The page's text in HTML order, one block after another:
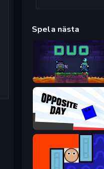
Spela nästa
Duo
Opposite Day